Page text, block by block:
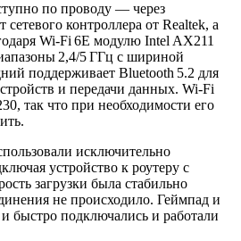
по проводу — через
контроллера от Realtek, а
Wi‑Fi 6E модулю Intel AX211
2,4/5 ГГц с шириной
поддерживает Bluetooth 5.2 для
и передачи данных. Wi‑Fi
так что при необходимости его
исключительно
устройство к роутеру с
загрузки была стабильно
не происходило. Геймпад и
быстро подключались и работали